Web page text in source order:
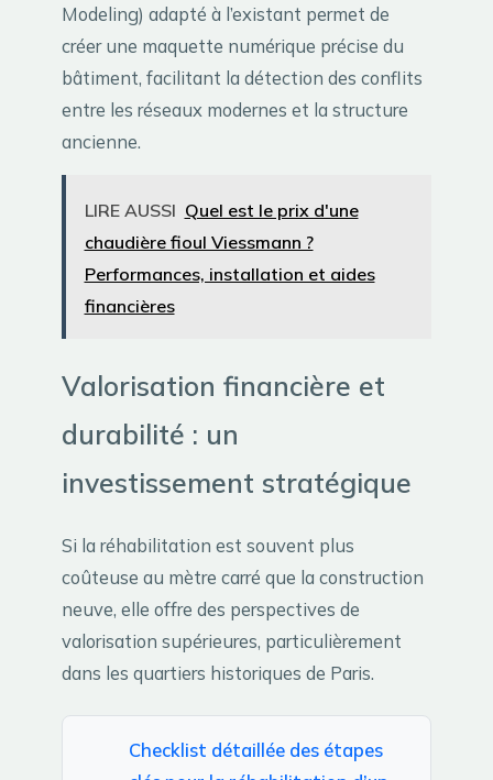
Modeling) adapté à l’existant permet de
créer une maquette numérique précise du
bâtiment, facilitant la détection des conflits
entre les réseaux modernes et la structure
ancienne.
LIRE AUSSI Quel est le prix d'une
chaudière fioul Viessmann ?
Performances, installation et aides
financières
Valorisation financière et
durabilité : un
investissement stratégique
Si la réhabilitation est souvent plus
coûteuse au mètre carré que la construction
neuve, elle offre des perspectives de
valorisation supérieures, particulièrement
dans les quartiers historiques de Paris.
Checklist détaillée des étapes